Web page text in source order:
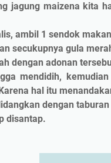
jagung maizena kita
ambil 1 sendok
secukupnya gula
dengan adonan
mendidih,
hal itu
dengan
disantap.